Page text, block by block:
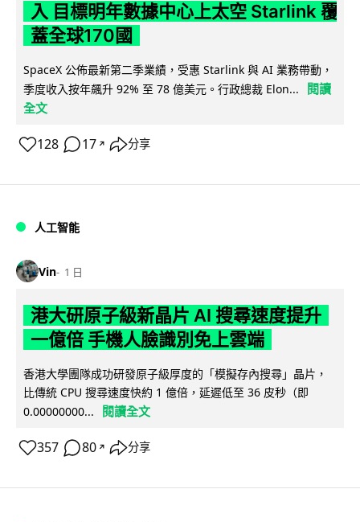
入 目標明年數據中心上太空 Starlink 覆
蓋全球170國
SpaceX 公佈最新第二季業績，受惠 Starlink 與 AI 業務帶動，
季度收入按年飆升 92% 至 78 億美元。行政總裁 Elon...
閱讀
全文
128 17 ↗ 分享
人工智能
Vin 1 日
港大研原子級新晶片 AI 搜尋速度提升
一億倍 手機人臉識別免上雲端
香港大學團隊成功研發原子級厚度的「模擬存內搜尋」晶片，
比傳統 CPU 搜尋速度快約 1 億倍，延遲低至 36 皮秒（即
0.00000000...
閱讀全文
357 80 ↗ 分享